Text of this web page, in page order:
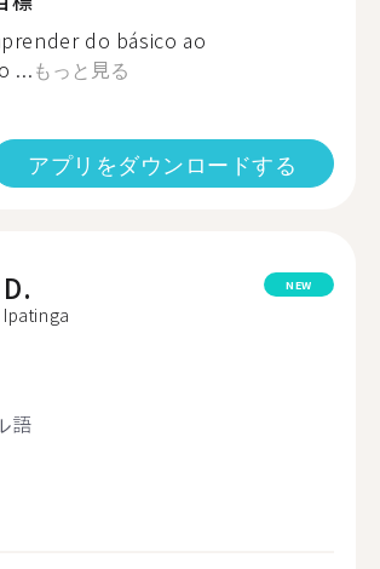
do básico ao
...もっと見る
アプリをダウンロードする
D.
Ipatinga
NEW
語